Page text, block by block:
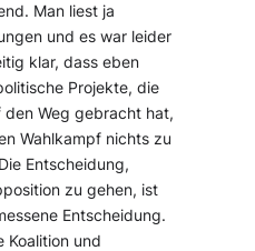
Man liest ja
und es war leider
klar, dass eben
Projekte, die
den Weg gebracht hat,
Wahlkampf nichts zu
Entscheidung,
zu gehen, ist
Entscheidung.
Koalition und